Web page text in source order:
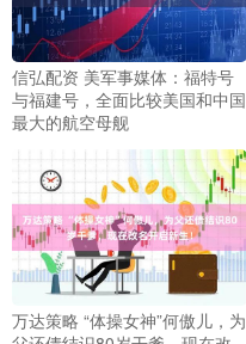
信弘配资 美军事媒体：福特号
与福建号，全面比较美国和中国
最大的航空母舰
万达策略 “体操女神”何傲儿，为